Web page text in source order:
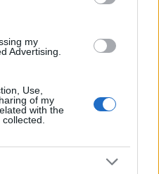
my
Advertising.
Use,
of my
with the
a recepire la
mediante l’adozione di
all’approvazione
città digitale secondo